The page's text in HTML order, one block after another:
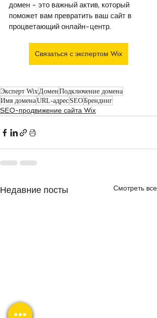
домен - это важный актив, который
поможет вам превратить ваш сайт в
процветающий онлайн-центр.
Связаться с экспертом Wix
Эксперт WixДомен Подключение домена
Имя доменаURL-адрес SEOБрендинг
SEO-продвижение сайта Wix
Недавние посты Смотреть все